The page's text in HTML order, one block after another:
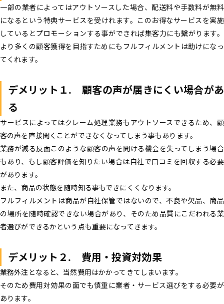
一部の業者によってはアウトソースした場合、配送料や手数料が無料
になるという特典サービスを受けれます。このお得なサービスを実施
しているとプロモーションする事ができれば集客力にも繋がります。
より多くの顧客獲得を目指すためにもフルフィルメントは助けになっ
てくれます。
デメリット１. 顧客の声が届きにくい場合があ
る
サービスによってはクレーム処理業務もアウトソースできるため、顧
客の声を直接聞くことができなくなってしまう事もあります。
業務が減る反面このような顧客の声を聞ける機会を失ってしまう場合
もあり、もし顧客評価を知りたい場合は自社で口コミを回収する必要
があります。
また、商品の状態を随時知る事もできにくくなります。
フルフィルメントは商品が自社保管ではないので、不良や欠品、商品
の場所を随時確認できない場合があり、そのため品質にこだわれる業
者選びができるかという点も重要になってきます。
デメリット２. 費用・投資対効果
業務外注となると、当然費用はかかってきてしまいます。
そのため費用対効果の面でも慎重に業者・サービス選びをする必要が
あります。